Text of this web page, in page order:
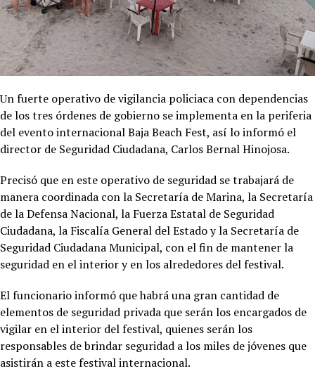
Un fuerte operativo de vigilancia policiaca con dependencias
de los tres órdenes de gobierno se implementa en la periferia
del evento internacional Baja Beach Fest, así lo informó el
director de Seguridad Ciudadana, Carlos Bernal Hinojosa.
Precisó que en este operativo de seguridad se trabajará de
manera coordinada con la Secretaría de Marina, la Secretaría
de la Defensa Nacional, la Fuerza Estatal de Seguridad
Ciudadana, la Fiscalía General del Estado y la Secretaría de
Seguridad Ciudadana Municipal, con el fin de mantener la
seguridad en el interior y en los alrededores del festival.
El funcionario informó que habrá una gran cantidad de
elementos de seguridad privada que serán los encargados de
vigilar en el interior del festival, quienes serán los
responsables de brindar seguridad a los miles de jóvenes que
asistirán a este festival internacional.